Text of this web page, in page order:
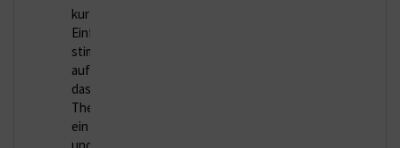
kurze
Einführung
stimmt
auf
das
Thema
ein
und